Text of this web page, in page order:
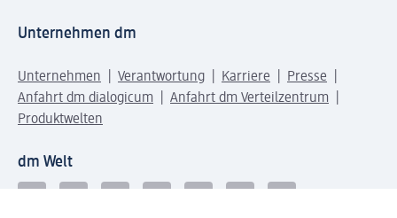
Unternehmen dm
Unternehmen Verantwortung Karriere
Presse
Anfahrt dm dialogicum
Anfahrt dm Verteilzentrum
Produktwelten
dm Welt